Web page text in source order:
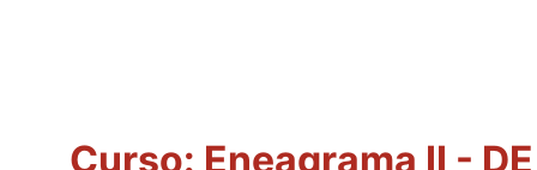
Curso: Eneagrama II -